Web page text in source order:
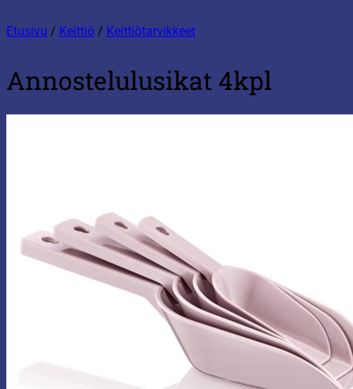
Etusivu / Keittiö / Keittiötarvikkeet
Annostelulusikat 4kpl